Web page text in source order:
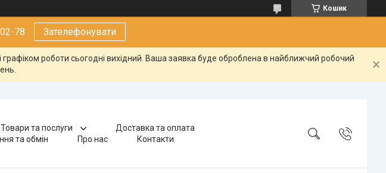
Кошик
78 Зателефонувати
роботи сьогодні вихідний. Ваша заявка буде оброблена в найближчий робочий
Товари та послуги
Доставка та оплата
та обмін
Про нас Контакти